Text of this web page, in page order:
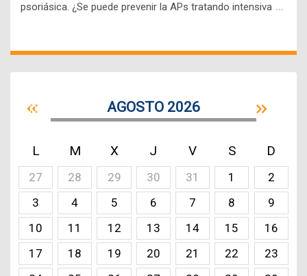
psoriásica. ¿Se puede prevenir la APs tratando intensiva …
AGOSTO 2026
L M X J V S D
27 28 29 30 31 1
2
3
4 5 6 7 8
9
10
11 12 13 14 15
16
17
18 19 20 21 22
23